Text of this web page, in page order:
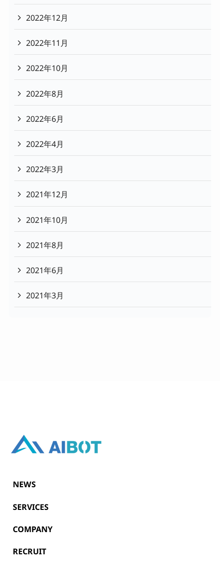
2022年12月
2022年11月
2022年10月
2022年8月
2022年6月
2022年4月
2022年3月
2021年12月
2021年10月
2021年8月
2021年6月
2021年3月
NEWS
SERVICES
COMPANY
RECRUIT